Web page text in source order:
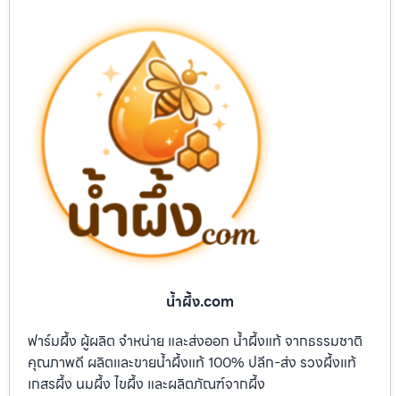
น้ำผึ้ง.com
ฟาร์มผึ้ง ผู้ผลิต จำหน่าย และส่งออก น้ำผึ้งแท้ จากธรรมชาติ
คุณภาพดี ผลิตและขายน้ำผึ้งแท้ 100% ปลีก-ส่ง รวงผึ้งแท้
เกสรผึ้ง นมผึ้ง ไขผึ้ง และผลิตภัณฑ์จากผึ้ง